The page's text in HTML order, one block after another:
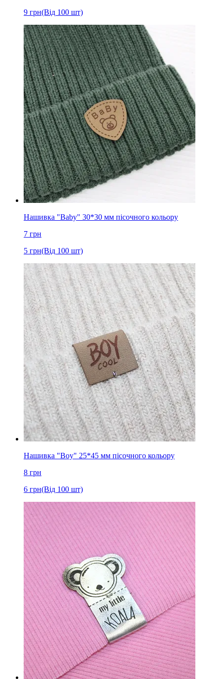
9 грн(Від 100 шт)
Нашивка "Baby" 30*30 мм пісочного кольору
7 грн
5 грн(Від 100 шт)
Нашивка "Boy" 25*45 мм пісочного кольору
8 грн
6 грн(Від 100 шт)